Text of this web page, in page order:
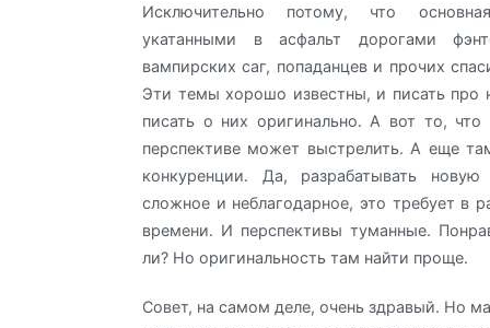
Исключительно потому, что
укатанными в асфальт дорогами
вампирских саг, попаданцев и прочих
Эти темы хорошо известны, и писать про
писать о них оригинально. А вот то, что
перспективе может выстрелить. А еще
конкуренции. Да, разрабатывать
сложное и неблагодарное, это требует в
времени. И перспективы туманные.
ли? Но оригинальность там найти проще.
Совет, на самом деле, очень здравый. Но